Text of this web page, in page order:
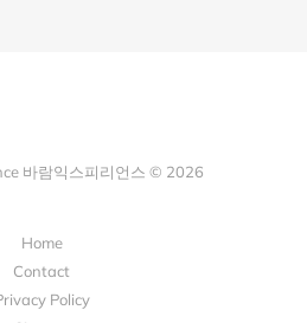
바람익스피리언스 © 2026
Home
Contact
Policy